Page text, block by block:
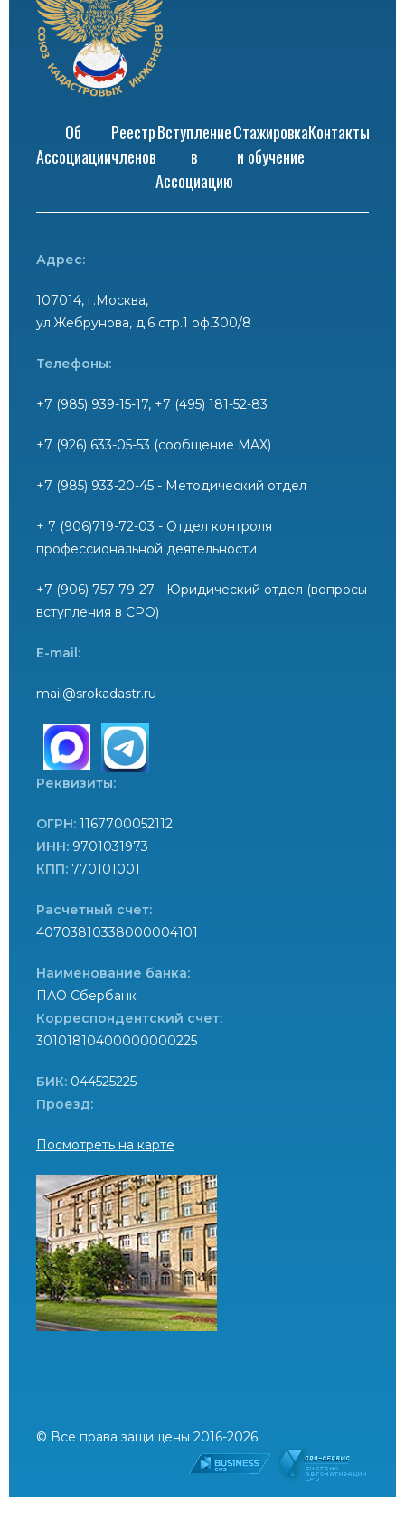
Об
Ассоциации
Реестр
членов
Вступление
в
Ассоциацию
Стажировка
и обучение
Контакты
Адрес:
107014, г.Москва,
ул.Жебрунова, д.6 стр.1 оф.300/8
Телефоны:
+7 (985) 939-15-17, +7 (495) 181-52-83
+7 (926) 633-05-53 (сообщение MAX)
+7 (985) 933-20-45 - Методический отдел
+ 7 (906)719-72-03 - Отдел контроля
профессиональной деятельности
+7 (906) 757-79-27 - Юридический отдел (вопросы
вступления в СРО)
E-mail:
mail@srokadastr.ru
Реквизиты:
ОГРН: 1167700052112
ИНН: 9701031973
КПП: 770101001
Расчетный счет:
40703810338000004101
Наименование банка:
ПАО Сбербанк
Корреспондентский счет:
30101810400000000225
БИК: 044525225
Проезд:
Посмотреть на карте
© Все права защищены 2016-2026